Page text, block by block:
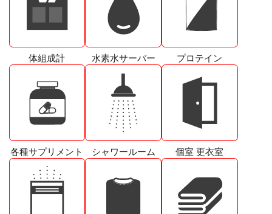
体組成計 水素水サーバー プロテイン
各種サプリメント シャワールーム 個室 更衣室